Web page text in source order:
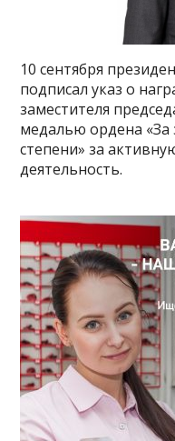
10 сентября
подписал указ о
заместителя
медалью ордена «За
степени» за
деятельность.